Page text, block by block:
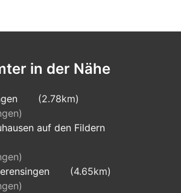
in der Nähe
(2.78km)
auf den Fildern
(4.65km)